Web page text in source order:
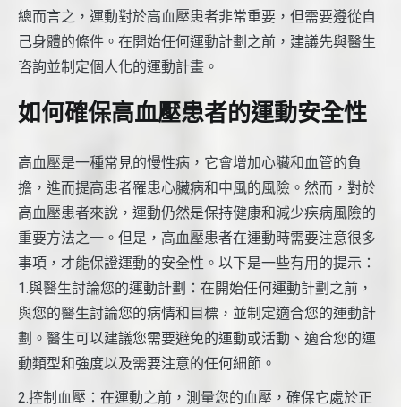
總而言之，運動對於高血壓患者非常重要，但需要遵從自
己身體的條件。在開始任何運動計劃之前，建議先與醫生
咨詢並制定個人化的運動計畫。
如何確保高血壓患者的運動安全性
高血壓是一種常見的慢性病，它會增加心臟和血管的負
擔，進而提高患者罹患心臟病和中風的風險。然而，對於
高血壓患者來說，運動仍然是保持健康和減少疾病風險的
重要方法之一。但是，高血壓患者在運動時需要注意很多
事項，才能保證運動的安全性。以下是一些有用的提示：
1.與醫生討論您的運動計劃：在開始任何運動計劃之前，
與您的醫生討論您的病情和目標，並制定適合您的運動計
劃。醫生可以建議您需要避免的運動或活動、適合您的運
動類型和強度以及需要注意的任何細節。
2.控制血壓：在運動之前，測量您的血壓，確保它處於正